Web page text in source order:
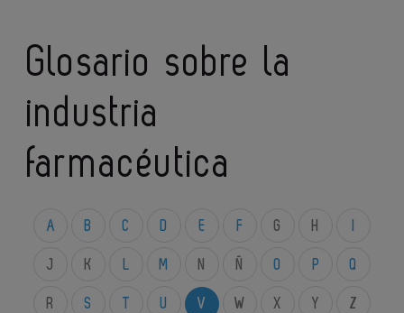
Glosario sobre la
industria
farmacéutica
A B C D E F G H
J K L M N Ñ O P Q
R S U V W X Y Z